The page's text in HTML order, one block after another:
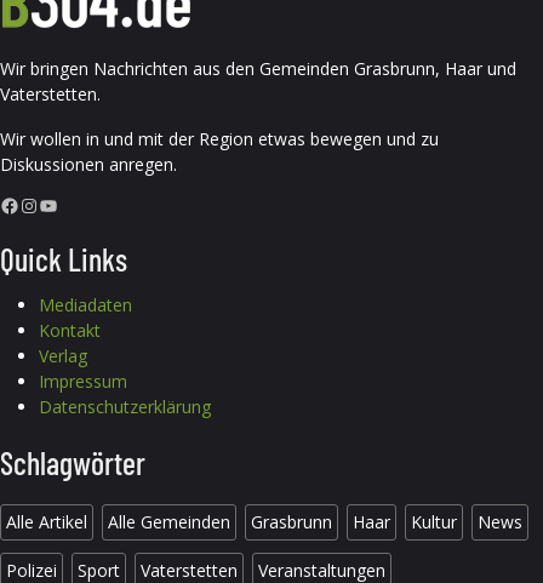
Wir bringen Nachrichten aus den Gemeinden Grasbrunn, Haar und
Vaterstetten.
Wir wollen in und mit der Region etwas bewegen und zu
Diskussionen anregen.
Facebook InstagramYouTube
Quick Links
Mediadaten
Kontakt
Verlag
Impressum
Datenschutzerklärung
Schlagwörter
Alle Artikel Alle Gemeinden Grasbrunn Haar Kultur News
Polizei Sport Vaterstetten Veranstaltungen